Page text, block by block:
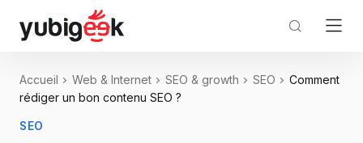
Accueil Web & Internet SEO & growth SEO
Comment
rédiger un bon contenu SEO ?
SEO